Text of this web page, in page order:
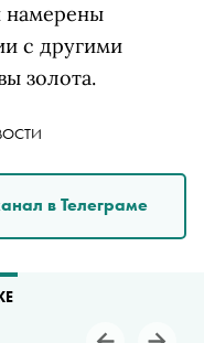
намерены
с другими
золота.
в Телеграме